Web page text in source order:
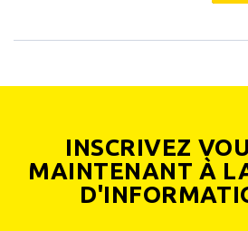
INSCRIVEZ
MAINTENANT À